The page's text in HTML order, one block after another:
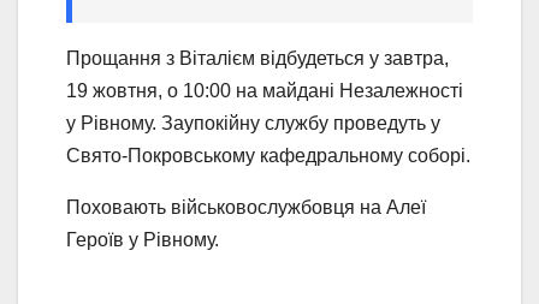
Прощання з Віталієм відбудеться у завтра,
19 жовтня, о 10:00 на майдані Незалежності
у Рівному. Заупокійну службу проведуть у
Свято-Покровському кафедральному соборі.
Поховають військовослужбовця на Алеї
Героїв у Рівному.